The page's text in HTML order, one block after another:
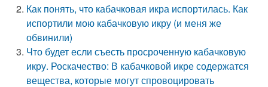
Как понять, что кабачковая икра испортилась. Как
испортили мою кабачковую икру (и меня же
обвинили)
Что будет если съесть просроченную кабачковую
икру. Роскачество: В кабачковой икре содержатся
вещества, которые могут спровоцировать